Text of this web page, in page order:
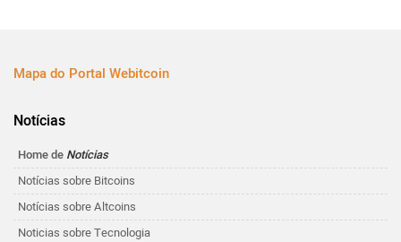
Mapa do Portal Webitcoin
Notícias
Home de Notícias
Notícias sobre Bitcoins
Notícias sobre Altcoins
Noticias sobre Tecnologia